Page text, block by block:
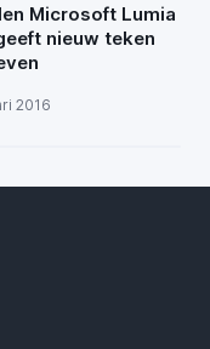
Microsoft Lumia
nieuw teken
2016